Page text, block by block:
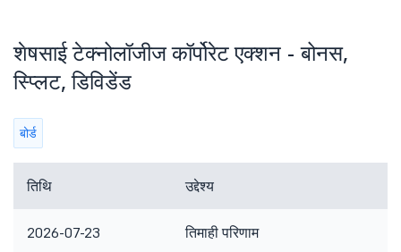
शेषसाई टेक्नोलॉजीज कॉर्पोरेट एक्शन - बोनस,
स्प्लिट, डिविडेंड
बोर्ड
तिथि उद्देश्य
2026-07-23 तिमाही परिणाम